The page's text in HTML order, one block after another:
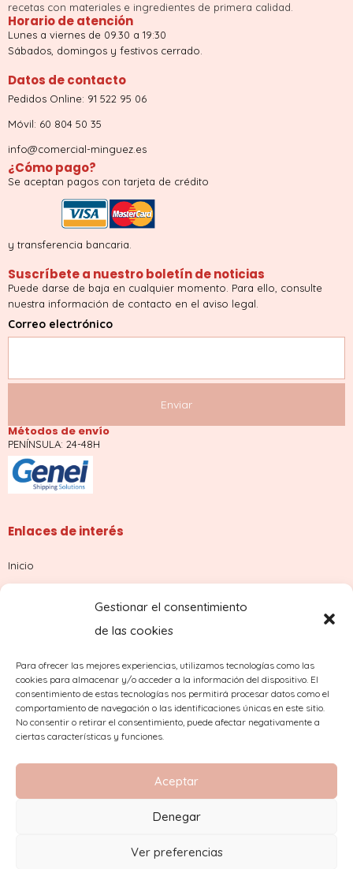
Gestionar el consentimiento
de las cookies
Para ofrecer las mejores experiencias, utilizamos tecnologías como las
cookies para almacenar y/o acceder a la información del dispositivo. El
consentimiento de estas tecnologías nos permitirá procesar datos como el
comportamiento de navegación o las identificaciones únicas en este sitio.
No consentir o retirar el consentimiento, puede afectar negativamente a
ciertas características y funciones.
Aceptar
Denegar
Ver preferencias
recetas con materiales e ingredientes de primera calidad.
Horario de atención
Lunes a viernes de 09.30 a 19:30
Sábados, domingos y festivos cerrado.
Datos de contacto
Pedidos Online: 91 522 95 06
Móvil: 60 804 50 35
info@comercial-minguez.es
¿Cómo pago?
Se aceptan pagos con tarjeta de crédito
y transferencia bancaria.
Suscríbete a nuestro boletín de noticias
Puede darse de baja en cualquier momento. Para ello, consulte
nuestra información de contacto en el aviso legal.
Correo electrónico
Métodos de envío
PENÍNSULA: 24-48H
Enlaces de interés
Inicio
¿Dudas con tu pedido?
2023 Copyright © Comercial Mínguez
Condiciones de compra